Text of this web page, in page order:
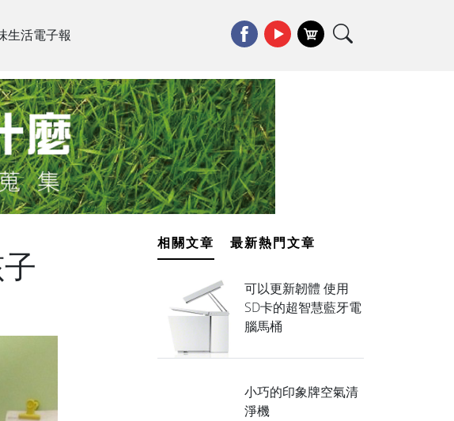
生活電子報
相關文章 最新熱門文章
可以更新韌體 使用
SD卡的超智慧藍牙電
腦馬桶
小巧的印象牌空氣清
淨機